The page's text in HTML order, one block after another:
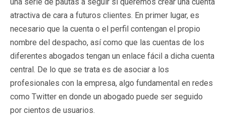
atractiva de cara a futuros clientes. En primer lugar, es
necesario que la cuenta o el perfil contengan el propio
nombre del despacho, así como que las cuentas de los
diferentes abogados tengan un enlace fácil a dicha cuenta
central. De lo que se trata es de asociar a los
profesionales con la empresa, algo fundamental en redes
como Twitter en donde un abogado puede ser seguido
por cientos de usuarios.